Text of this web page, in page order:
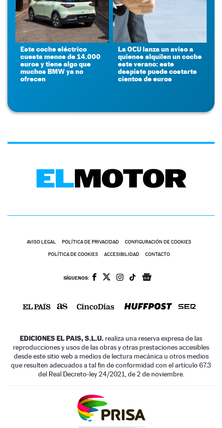
Este coche eléctrico
cuesta menos de 14.000
euros y tiene algo que
muchos BMW ya no
ofrecen
La OCU lanza un aviso a
quienes alquilen un coche
este verano: este
despiste puede costarte
cientos de euros
AVISO LEGAL POLÍTICA DE PRIVACIDAD CONFIGURACIÓN DE COOKIES
POLÍTICA DE COOKIES ACCESIBILIDAD CONTACTO
SÍGUENOS:
EDICIONES EL PAIS, S.L.U. realiza una reserva expresa de las
reproducciones y usos de las obras y otras prestaciones accesibles
desde este sitio web a medios de lectura mecánica u otros medios
que resulten adecuados a tal fin de conformidad con el artículo 67.3
del Real Decreto-ley 24/2021, de 2 de noviembre.